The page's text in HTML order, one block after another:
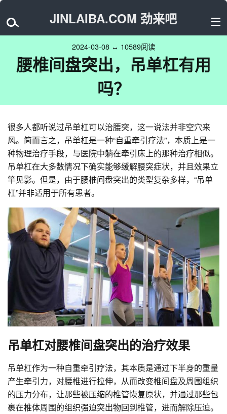
JINLAIBA.COM 劲来吧
2024-03-08 ↔ 10589阅读
腰椎间盘突出，吊单杠有用
吗？
很多人都听说过吊单杠可以治腰突，这一说法并非空穴来
风。简而言之，吊单杠是一种“自重牵引疗法”，本质上是一
种物理治疗手段，与医院中躺在牵引床上的那种治疗相似。
吊单杠在大多数情况下确实能够缓解腰突症状，并且效果立
竿见影。但是，由于腰椎间盘突出的类型复杂多样，“吊单
杠”并非适用于所有患者。
吊单杠对腰椎间盘突出的治疗效果
吊单杠作为一种自重牵引疗法，其本质是通过下半身的重量
产生牵引力，对腰椎进行拉伸，从而改变椎间盘及周围组织
的压力分布，让那些被压缩的椎管恢复原状，并通过那些包
裹在椎体周围的组织强迫突出物回到椎管，进而解除压迫。